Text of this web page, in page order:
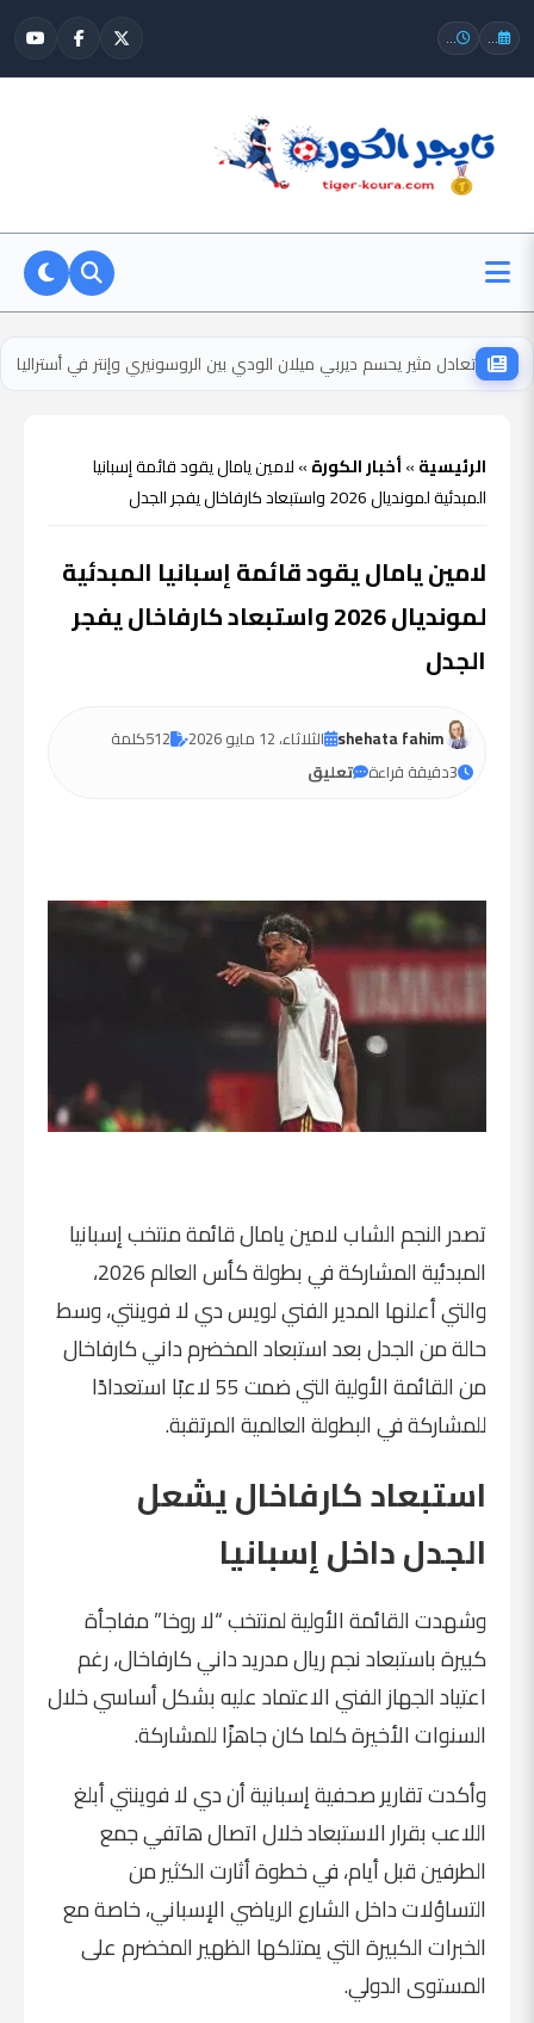
...
...
تعادل مثير يحسم ديربي ميلان الودي بين الروسونيري وإنتر في أستراليا
الرئيسية»أخبار الكورة»لامين يامال يقود قائمة إسبانيا
المبدئية لمونديال 2026 واستبعاد كارفاخال يفجر الجدل
لامين يامال يقود قائمة إسبانيا المبدئية
لمونديال 2026 واستبعاد كارفاخال يفجر
الجدل
shehata fahim الثلاثاء، 12 مايو 2026 512كلمة
3دقيقة قراءة تعليق
تصدر النجم الشابلامين يامالقائمة منتخب إسبانيا
المبدئية المشاركة في بطولة كأس العالم 2026،
والتي أعلنها المدير الفنيلويس دي لا فوينتي، وسط
حالة من الجدل بعد استبعاد المخضرمداني كارفاخال
من القائمة الأولية التي ضمت 55 لاعبًا استعدادًا
للمشاركة في البطولة العالمية المرتقبة.
استبعاد كارفاخال يشعل
الجدل داخل إسبانيا
وشهدت القائمة الأولية لمنتخب “لا روخا” مفاجأة
كبيرة باستبعاد نجمريال مدريدداني كارفاخال، رغم
اعتياد الجهاز الفني الاعتماد عليه بشكل أساسي خلال
السنوات الأخيرة كلما كان جاهزًا للمشاركة.
وأكدت تقارير صحفية إسبانية أن دي لا فوينتي أبلغ
اللاعب بقرار الاستبعاد خلال اتصال هاتفي جمع
الطرفين قبل أيام، في خطوة أثارت الكثير من
التساؤلات داخل الشارع الرياضي الإسباني، خاصة مع
الخبرات الكبيرة التي يمتلكها الظهير المخضرم على
المستوى الدولي.